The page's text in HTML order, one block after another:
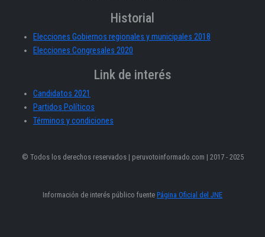
Historial
Elecciones Gobiernos regionales y municipales 2018
Elecciones Congresales 2020
Link de interés
Candidatos 2021
Partidos Políticos
Términos y condiciones
© Todos los derechos reservados | peruvotoinformado.com | 2017 - 2025
Información de interés público fuente Página Oficial del JNE